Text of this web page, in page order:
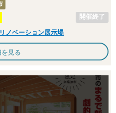
開催終了
ノベーション展示場
見る